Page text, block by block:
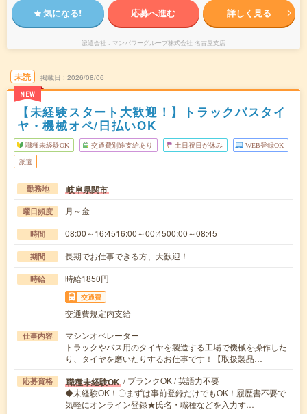
気になる! 応募へ進む 詳しく見る
派遣会社 マンパワーグループ株式会社 名古屋支店
未読
NEW
掲載日 2026/08/06
【未経験スタート大歓迎！】トラックバスタイ
ヤ・機械オペ/日払いOK
職種未経験OK 交通費別途支給あり 土日祝日が休み WEB登録OK
派遣
勤務地 岐阜県関市
曜日頻度 月～金
時間 08:00～16:4516:00～00:4500:00～08:45
期間 長期でお仕事できる方、大歓迎！
時給 時給1850円
交通費
交通費規定内支給
仕事内容
マシンオペレーター
トラックやバス用のタイヤを製造する工場で機械を操作した
り、タイヤを磨いたりするお仕事です！【取扱製品…
応募資格 職種未経験OK / ブランクOK / 英語力不要
◆未経験OK！〇まずは事前登録だけでもOK！履歴書不要で
気軽にオンライン登録★氏名・職種などを入力す…